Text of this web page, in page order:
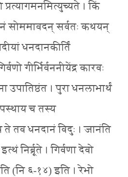
प्रत्यागमनमित्युच्यते । किं
सोममावदन् सर्वतः कथयन्
धनदानकीर्तिं
गीर्भिर्वननीयेंद्र कारवः
उपातिष्ठंत । पुरा धनलाभार्थं
च तस्य
ते तव धनदानं विदुः । जानंति
निर्ब्रूते । गिर्वणा देवो
(नि ६-१४) इति । रेभो